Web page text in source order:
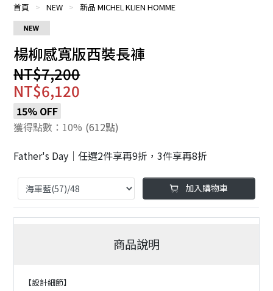
首頁 > NEW > 新品 MICHEL KLIEN HOMME
楊柳感寬版西裝長褲
NT$7,200
NT$6,120
15% OFF
獲得點數：10% (612點)
Father's Day｜任選2件享再9折，3件享再8折
加入購物車
商品說明
【設計細節】